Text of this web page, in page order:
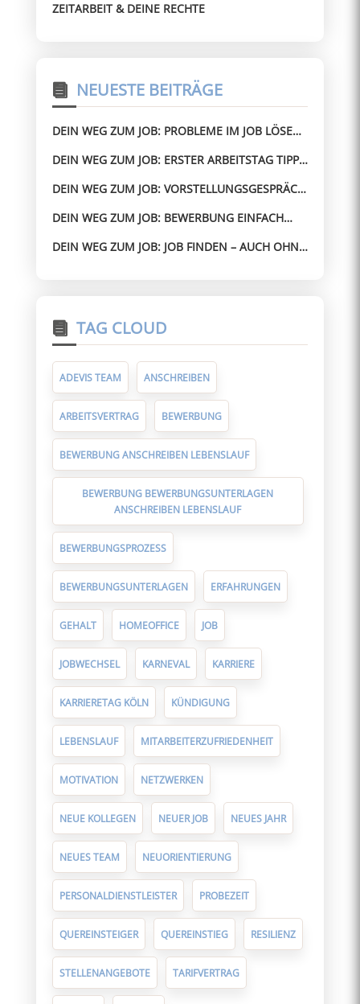
ZEITARBEIT & DEINE RECHTE
NEUESTE BEITRÄGE
DEIN WEG ZUM JOB: PROBLEME IM JOB LÖSEN
SITUATIONEN UM
DEIN WEG ZUM JOB: ERSTER ARBEITSTAG TIPPS
SELBSTBEWUSST
DEIN WEG ZUM JOB: VORSTELLUNGSGESPRÄCH
DEIN WEG ZUM JOB: BEWERBUNG EINFACH
DEIN WEG ZUM JOB: JOB FINDEN – AUCH OHNE
TAG CLOUD
ADEVIS TEAM ANSCHREIBEN
ARBEITSVERTRAG BEWERBUNG
BEWERBUNG ANSCHREIBEN LEBENSLAUF
BEWERBUNG BEWERBUNGSUNTERLAGEN
ANSCHREIBEN LEBENSLAUF
BEWERBUNGSPROZESS
BEWERBUNGSUNTERLAGEN ERFAHRUNGEN
GEHALT HOMEOFFICE JOB
JOBWECHSEL KARNEVAL KARRIERE
KARRIERETAG KÖLN KÜNDIGUNG
LEBENSLAUF MITARBEITERZUFRIEDENHEIT
MOTIVATION NETZWERKEN
NEUE KOLLEGEN NEUER JOB NEUES JAHR
NEUES TEAM NEUORIENTIERUNG
PERSONALDIENSTLEISTER PROBEZEIT
QUEREINSTEIGER QUEREINSTIEG RESILIENZ
STELLENANGEBOTE TARIFVERTRAG